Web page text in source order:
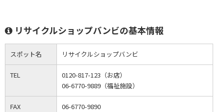
リサイクルショップバンビの基本情報
スポット名 リサイクルショップバンビ
TEL
0120-817-123（お店）
06-6770-9889（福祉施設）
FAX 06-6770-9890